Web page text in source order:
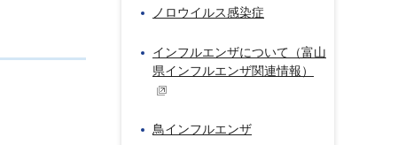
ノロウイルス感染症
インフルエンザについて（富山
県インフルエンザ関連情報）
鳥インフルエンザ